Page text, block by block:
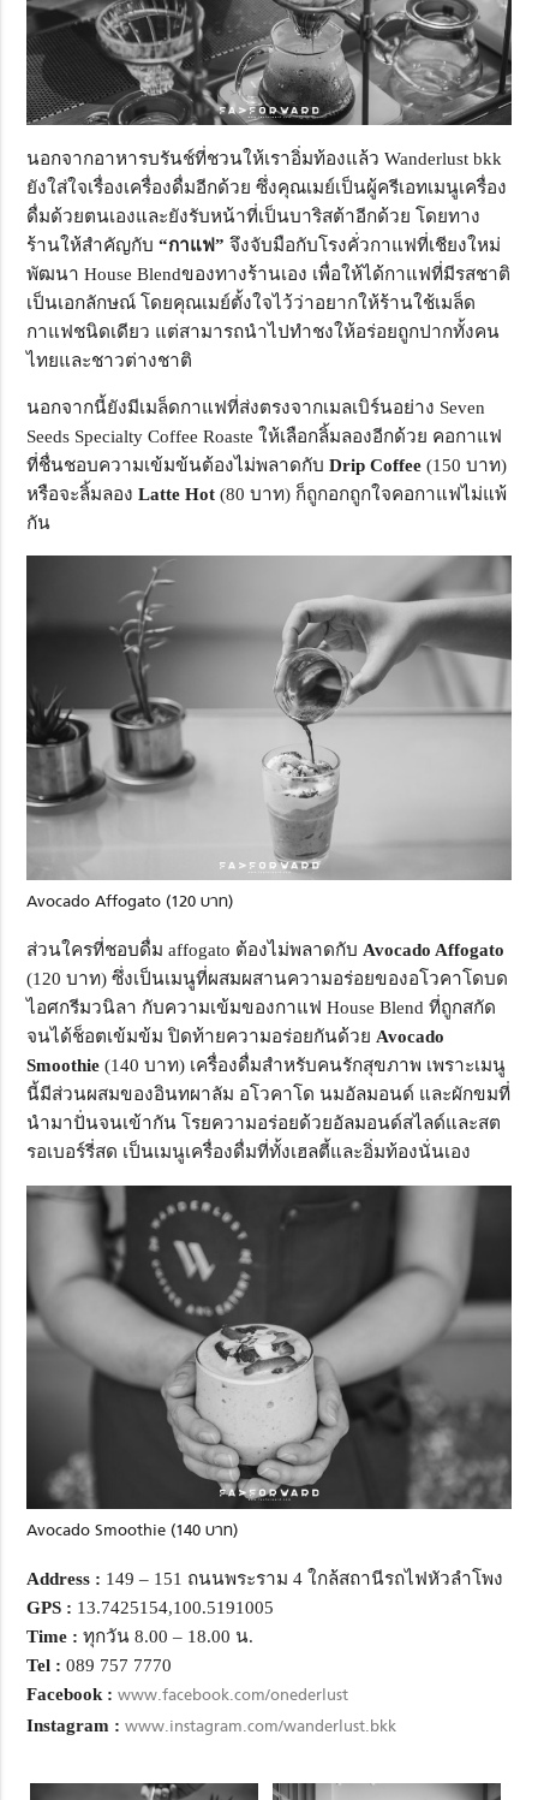
นอกจากอาหารบรันช์ที่ชวนให้เราอิ่มท้องแล้ว Wanderlust bkk
ยังใส่ใจเรื่องเครื่องดื่มอีกด้วย ซึ่งคุณเมย์เป็นผู้ครีเอทเมนูเครื่อง
ดื่มด้วยตนเองและยังรับหน้าที่เป็นบาริสต้าอีกด้วย โดยทาง
ร้านให้สำคัญกับ“กาแฟ” จึงจับมือกับโรงคั่วกาแฟที่เชียงใหม่
พัฒนา House Blendของทางร้านเอง เพื่อให้ได้กาแฟที่มีรสชาติ
เป็นเอกลักษณ์ โดยคุณเมย์ตั้งใจไว้ว่าอยากให้ร้านใช้เมล็ด
กาแฟชนิดเดียว แต่สามารถนำไปทำชงให้อร่อยถูกปากทั้งคน
ไทยและชาวต่างชาติ
นอกจากนี้ยังมีเมล็ดกาแฟที่ส่งตรงจากเมลเบิร์นอย่าง Seven
Seeds Specialty Coffee Roaste ให้เลือกลิ้มลองอีกด้วย คอกาแฟ
ที่ชื่นชอบความเข้มข้นต้องไม่พลาดกับDrip Coffee (150 บาท)
หรือจะลิ้มลอง Latte Hot (80 บาท) ก็ถูกอกถูกใจคอกาแฟไม่แพ้
กัน
Avocado Affogato (120 บาท)
ส่วนใครที่ชอบดื่ม affogato ต้องไม่พลาดกับ Avocado Affogato
(120 บาท) ซึ่งเป็นเมนูที่ผสมผสานความอร่อยของอโวคาโดบด
ไอศกรีมวนิลา กับความเข้มของกาแฟ House Blend ที่ถูกสกัด
จนได้ช็อตเข้มข้ม ปิดท้ายความอร่อยกันด้วย Avocado
Smoothie (140 บาท) เครื่องดื่มสำหรับคนรักสุขภาพ เพราะเมนู
นี้มีส่วนผสมของอินทผาลัม อโวคาโด นมอัลมอนด์ และผักขมที่
นำมาปั่นจนเข้ากัน โรยความอร่อยด้วยอัลมอนด์สไลด์และสต
รอเบอร์รี่สด เป็นเมนูเครื่องดื่มที่ทั้งเฮลตี้และอิ่มท้องนั่นเอง
Avocado Smoothie (140 บาท)
Address : 149 – 151 ถนนพระราม 4 ใกล้สถานีรถไฟหัวลำโพง
GPS : 13.7425154,100.5191005
Time : ทุกวัน 8.00 – 18.00 น.
Tel : 089 757 7770
Facebook : www.facebook.com/onederlust
Instagram : www.instagram.com/wanderlust.bkk